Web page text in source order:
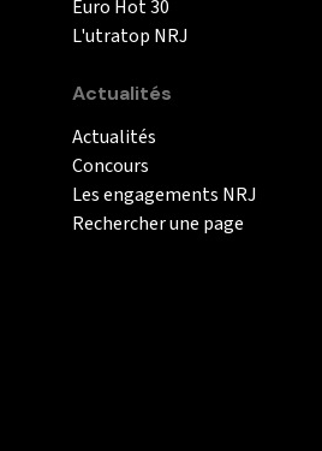
Euro Hot 30
L'utratop NRJ
Actualités
Actualités
Concours
Les engagements NRJ
Rechercher une page